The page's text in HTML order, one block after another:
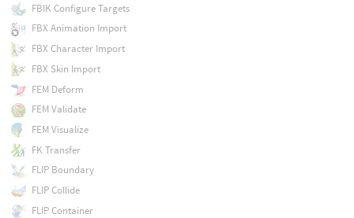
FBIK Configure Targets
FBX Animation Import
FBX Character Import
FBX Skin Import
FEM Deform
FEM Validate
FEM Visualize
FK Transfer
FLIP Boundary
FLIP Collide
FLIP Container